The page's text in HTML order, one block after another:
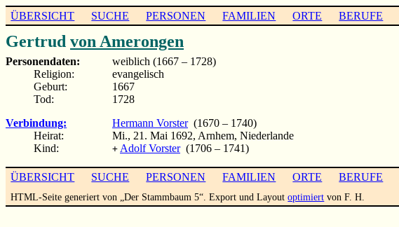
ÜBERSICHT SUCHE PERSONEN FAMILIEN ORTE BERUFE
Gertrud von Amerongen
Personendaten:
weiblich (1667 – 1728)
Religion:
evangelisch
Geburt:
1667
Tod:
1728
Verbindung:
Hermann Vorster(1670 – 1740)
Heirat:
Mi., 21. Mai 1692, Arnhem, Niederlande
Kind:
+ Adolf Vorster(1706 – 1741)
ÜBERSICHT SUCHE PERSONEN FAMILIEN ORTE BERUFE
HTML-Seite generiert von „Der Stammbaum 5“. Export und Layoutoptimiert von F. H.